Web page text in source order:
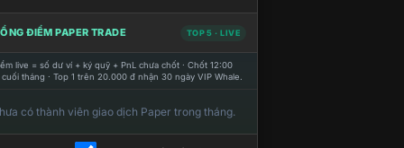
ĐIỂM PAPER TRADE TOP 5 · LIVE
live = số dư ví + ký quỹ + PnL chưa chốt · Chốt 12:00
tháng · Top 1 trên 20.000 đ nhận 30 ngày VIP Whale.
có thành viên giao dịch Paper trong tháng.